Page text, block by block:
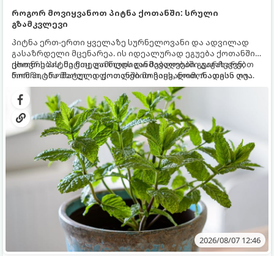
როგორ მოვიყვანოთ პიტნა ქოთანში: სრული
გზამკვლევი
პიტნა ერთ-ერთი ყველაზე სურნელოვანი და ადვილად
გასაზრდელი მცენარეა. ის იდეალურად ეგუება ქოთანში
ცხოვრებას, მეტიც, გამოცდილი მებაღეები გვირჩევენ,
რომ პიტნა მხოლოდ ქოთანში მოვიყვანოთ, რადგან ღია
გრუნტში (ბაღში) დარგვისას ის ფესვებით ძალიან
სწრაფად ვრცელდება და სხვა მცენარეებს ავიწროებს.
ქოთნის პიტნა მთელი წლის განმავლობაში გაგახარებთ
ნორჩი, არომატული ფოთლებით ჩაის, ლიმონათისა თუ
კერძებისთვის.
2026/08/07 12:46